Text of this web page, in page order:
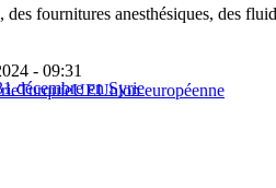
fournitures anesthésiques, des
décembre en Syrie
- 09:31
TurquieUEUnion européenne